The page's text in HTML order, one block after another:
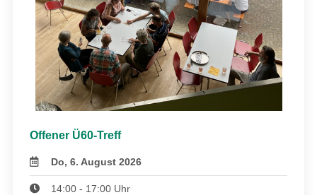
Offener Ü60-Treff
Do, 6. August 2026
14:00 - 17:00 Uhr